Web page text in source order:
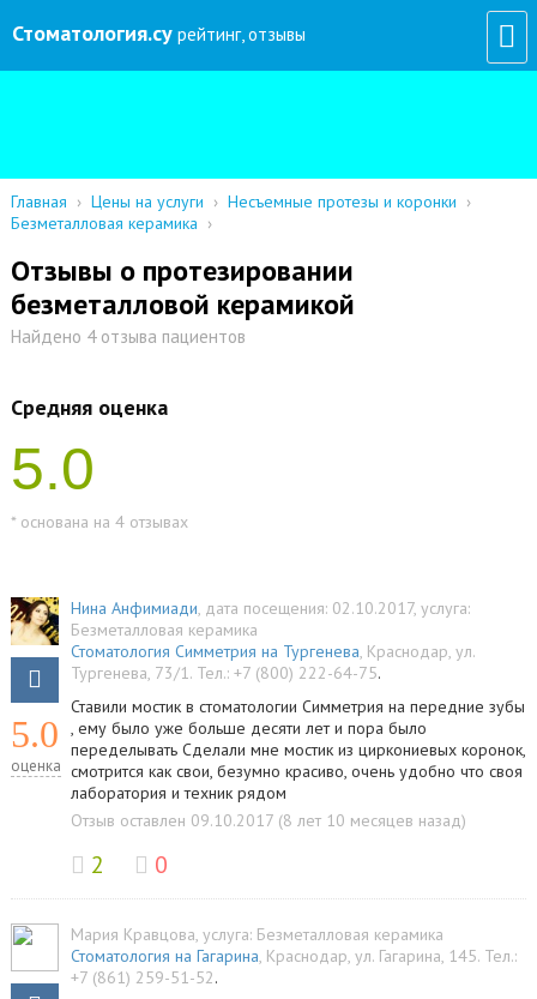
Стоматология.су рейтинг, отзывы
Главная › Цены на услуги › Несъемные протезы и коронки ›
Безметалловая керамика ›
Отзывы о протезировании
безметалловой керамикой
Найдено 4 отзыва пациентов
Средняя оценка
5.0
* основана на 4 отзывах
5.0
оценка
Нина Анфимиади, дата посещения: 02.10.2017, услуга:
Безметалловая керамика
Стоматология Симметрия на Тургенева, Краснодар, ул.
Тургенева, 73/1. Тел.: +7 (800) 222-64-75.
Ставили мостик в стоматологии Симметрия на передние зубы
, ему было уже больше десяти лет и пора было
переделывать Сделали мне мостик из циркониевых коронок,
смотрится как свои, безумно красиво, очень удобно что своя
лаборатория и техник рядом
Отзыв оставлен 09.10.2017 (8 лет 10 месяцев назад)
2 0
Мария Кравцова, услуга: Безметалловая керамика
Стоматология на Гагарина, Краснодар, ул. Гагарина, 145. Тел.:
+7 (861) 259-51-52.